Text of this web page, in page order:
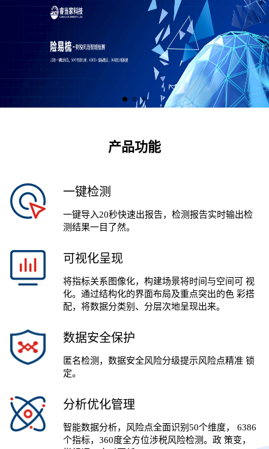
产品功能
一键检测
一键导入20秒快速出报告，检测报告实时输出检
测结果一目了然。
可视化呈现
将指标关系图像化，构建场景将时间与空间可 视
化。通过结构化的界面布局及重点突出的色 彩搭
配，将数据分类别、分层次地呈现出来。
数据安全保护
匿名检测，数据安全风险分级提示风险点精准 锁
定。
分析优化管理
智能数据分析，风险点全面识别50个维度， 6386
个指标，360度全方位涉税风险检测。政 策变，